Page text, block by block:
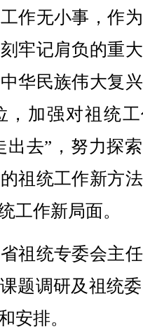
无小事，作
牢记肩负的重
华民族伟大复
，加强对祖统
出去”，努力探
祖统工作新方
工作新局面。
统专委会主
题调研及祖统
安排。